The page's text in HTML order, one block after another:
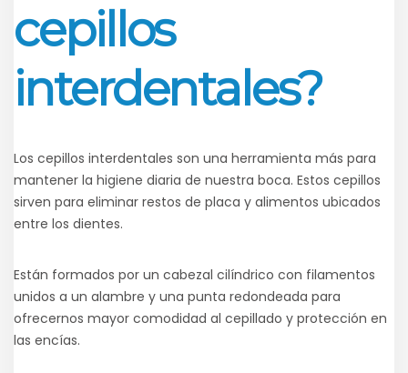
cepillos
interdentales?
Los cepillos interdentales son una herramienta más para
mantener la higiene diaria de nuestra boca. Estos cepillos
sirven para eliminar restos de placa y alimentos ubicados
entre los dientes.
Están formados por un cabezal cilíndrico con filamentos
unidos a un alambre y una punta redondeada para
ofrecernos mayor comodidad al cepillado y protección en
las encías.